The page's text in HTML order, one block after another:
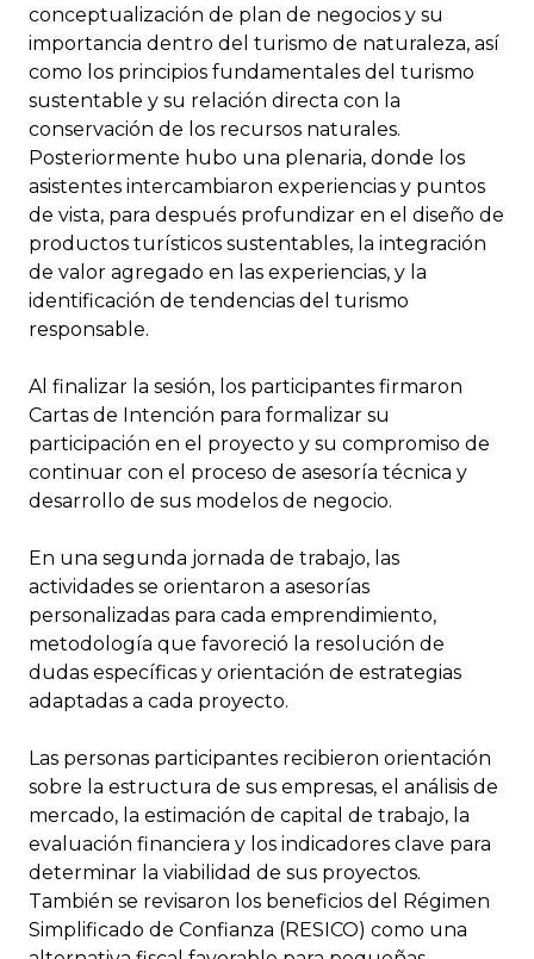
conceptualización de plan de negocios y su
importancia dentro del turismo de naturaleza, así
como los principios fundamentales del turismo
sustentable y su relación directa con la
conservación de los recursos naturales.
Posteriormente hubo una plenaria, donde los
asistentes intercambiaron experiencias y puntos
de vista, para después profundizar en el diseño de
productos turísticos sustentables, la integración
de valor agregado en las experiencias, y la
identificación de tendencias del turismo
responsable.
Al finalizar la sesión, los participantes firmaron
Cartas de Intención para formalizar su
participación en el proyecto y su compromiso de
continuar con el proceso de asesoría técnica y
desarrollo de sus modelos de negocio.
En una segunda jornada de trabajo, las
actividades se orientaron a asesorías
personalizadas para cada emprendimiento,
metodología que favoreció la resolución de
dudas específicas y orientación de estrategias
adaptadas a cada proyecto.
Las personas participantes recibieron orientación
sobre la estructura de sus empresas, el análisis de
mercado, la estimación de capital de trabajo, la
evaluación financiera y los indicadores clave para
determinar la viabilidad de sus proyectos.
También se revisaron los beneficios del Régimen
Simplificado de Confianza (RESICO) como una